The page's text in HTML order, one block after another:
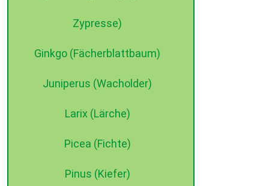
Zypresse)
Ginkgo (Fächerblattbaum)
Juniperus (Wacholder)
Larix (Lärche)
Picea (Fichte)
Pinus (Kiefer)